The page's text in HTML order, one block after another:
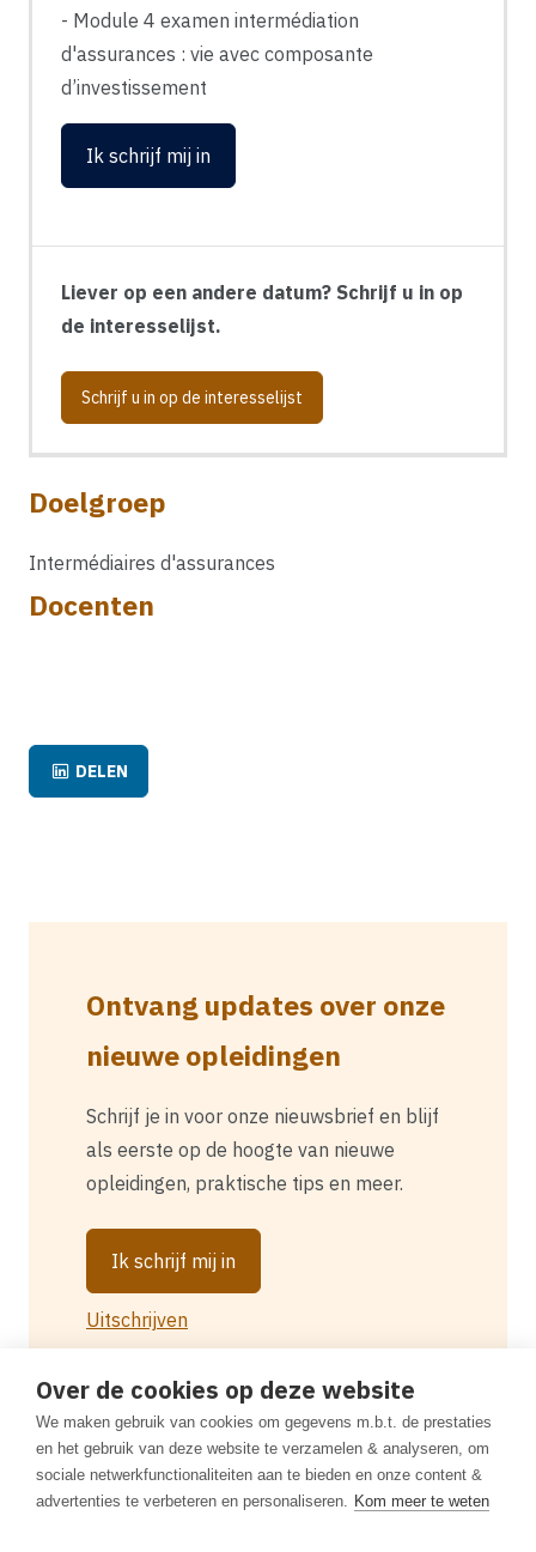
Over de cookies op deze website
We maken gebruik van cookies om gegevens m.b.t. de prestaties
en het gebruik van deze website te verzamelen & analyseren, om
sociale netwerkfunctionaliteiten aan te bieden en onze content &
advertenties te verbeteren en personaliseren. Kom meer te weten
- Module 4 examen intermédiation
d'assurances : vie avec composante
d’investissement
Ik schrijf mij in
Liever op een andere datum? Schrijf u in op
de interesselijst.
Schrijf u in op de interesselijst
Doelgroep
Intermédiaires d'assurances
Docenten
DELEN
Ontvang updates over onze
nieuwe opleidingen
Schrijf je in voor onze nieuwsbrief en blijf
als eerste op de hoogte van nieuwe
opleidingen, praktische tips en meer.
Ik schrijf mij in
Uitschrijven